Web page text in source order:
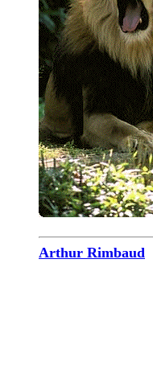
Arthur Rimbaud